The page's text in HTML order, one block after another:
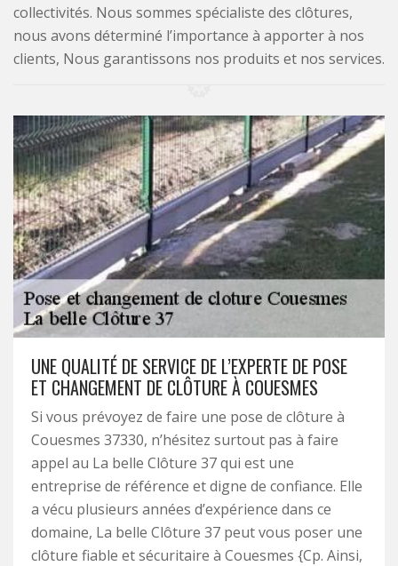
collectivités. Nous sommes spécialiste des clôtures,
nous avons déterminé l’importance à apporter à nos
clients, Nous garantissons nos produits et nos services.
UNE QUALITÉ DE SERVICE DE L’EXPERTE DE POSE
ET CHANGEMENT DE CLÔTURE À COUESMES
Si vous prévoyez de faire une pose de clôture à
Couesmes 37330, n’hésitez surtout pas à faire
appel au La belle Clôture 37 qui est une
entreprise de référence et digne de confiance. Elle
a vécu plusieurs années d’expérience dans ce
domaine, La belle Clôture 37 peut vous poser une
clôture fiable et sécuritaire à Couesmes {Cp. Ainsi,